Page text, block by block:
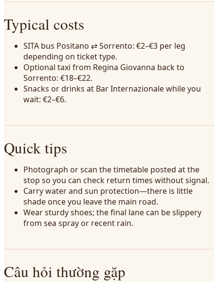
Typical costs
SITA bus Positano ⇄ Sorrento: €2–€3 per leg
depending on ticket type.
Optional taxi from Regina Giovanna back to
Sorrento: €18–€22.
Snacks or drinks at Bar Internazionale while you
wait: €2–€6.
Quick tips
Photograph or scan the timetable posted at the
stop so you can check return times without signal.
Carry water and sun protection—there is little
shade once you leave the main road.
Wear sturdy shoes; the final lane can be slippery
from sea spray or recent rain.
Câu hỏi thường gặp